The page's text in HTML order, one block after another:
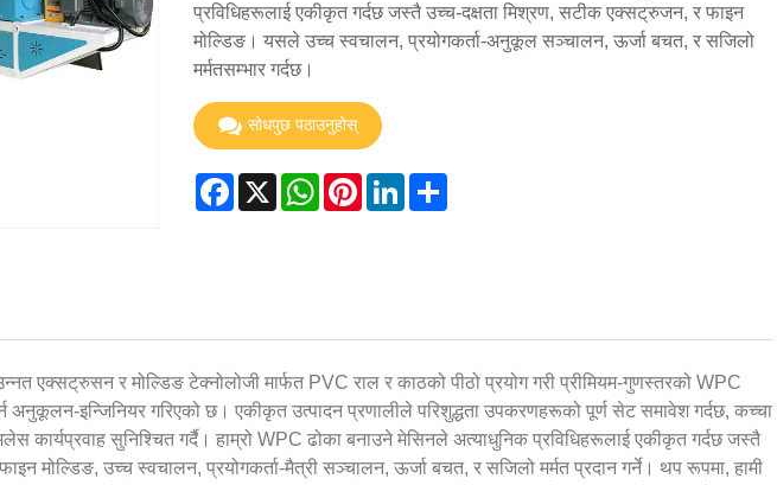
प्रविधिहरूलाई एकीकृत गर्दछ जस्तै उच्च-दक्षता मिश्रण, सटीक एक्सट्रुजन, र फाइन
मोल्डिङ। यसले उच्च स्वचालन, प्रयोगकर्ता-अनुकूल सञ्चालन, ऊर्जा बचत, र सजिलो
मर्मतसम्भार गर्दछ।
सोधपुछ पठाउनुहोस्
Facebook
X WhatsApp
PinterestLinkedInShare
एक्सट्रुसन र मोल्डिङ टेक्नोलोजी मार्फत PVC राल र काठको पीठो प्रयोग गरी प्रीमियम-गुणस्तरको WPC
अनुकूलन-इन्जिनियर गरिएको छ। एकीकृत उत्पादन प्रणालीले परिशुद्धता उपकरणहरूको पूर्ण सेट समावेश गर्दछ, कच्चा
कार्यप्रवाह सुनिश्चित गर्दै। हाम्रो WPC ढोका बनाउने मेसिनले अत्याधुनिक प्रविधिहरूलाई एकीकृत गर्दछ जस्तै
मोल्डिङ, उच्च स्वचालन, प्रयोगकर्ता-मैत्री सञ्चालन, ऊर्जा बचत, र सजिलो मर्मत प्रदान गर्ने। थप रूपमा, हामी